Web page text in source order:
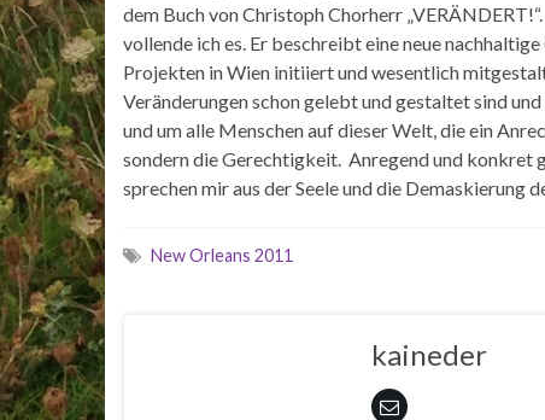
dem Buch von Christoph Chorherr
vollende ich es. Er beschreibt eine neue
Projekten in Wien initiiert und wesentlich
Veränderungen schon gelebt und gestaltet sind
und um alle Menschen auf dieser Welt, die ein
sondern die Gerechtigkeit. Anregend und konkret
sprechen mir aus der Seele und die Demaskierung
New Orleans 2011
kaineder